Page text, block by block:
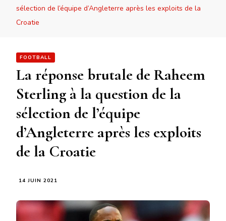
sélection de l’équipe d’Angleterre après les exploits de la
Croatie
FOOTBALL
La réponse brutale de Raheem
Sterling à la question de la
sélection de l’équipe
d’Angleterre après les exploits
de la Croatie
14 JUIN 2021